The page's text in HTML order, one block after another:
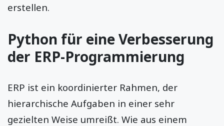
erstellen.
Python für eine Verbesserung
der ERP-Programmierung
ERP ist ein koordinierter Rahmen, der
hierarchische Aufgaben in einer sehr
gezielten Weise umreißt. Wie aus einem